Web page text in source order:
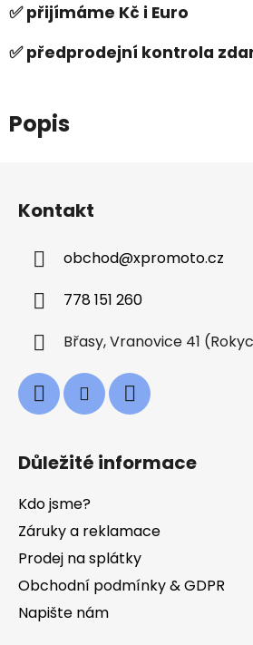
✅ přijímáme Kč i Euro
✅ předprodejní kontrola
Popis
Kontakt
obchod@xpromoto.cz
778 151 260
Břasy, Vranovice 41
Důležité informace
Kdo jsme?
Záruky a reklamace
Prodej na splátky
Obchodní podmínky & GDPR
Napište nám